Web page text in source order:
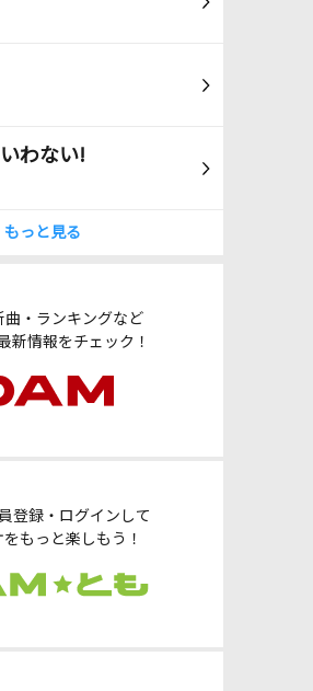
わない!
もっと見る
曲・ランキングなど
新情報をチェック！
登録・ログインして
もっと楽しもう！